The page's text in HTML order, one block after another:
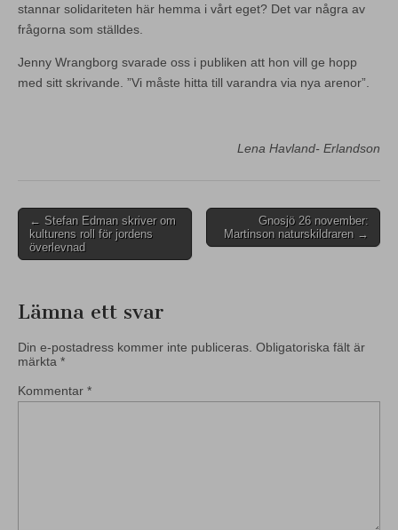
stannar solidariteten här hemma i vårt eget? Det var några av
frågorna som ställdes.
Jenny Wrangborg svarade oss i publiken att hon vill ge hopp
med sitt skrivande. ”Vi måste hitta till varandra via nya arenor”.
Lena Havland- Erlandson
Post
navigation
← Stefan Edman skriver om
kulturens roll för jordens
överlevnad
Gnosjö 26 november:
Martinson naturskildraren →
Lämna ett svar
Din e-postadress kommer inte publiceras. Obligatoriska fält är
märkta *
Kommentar *